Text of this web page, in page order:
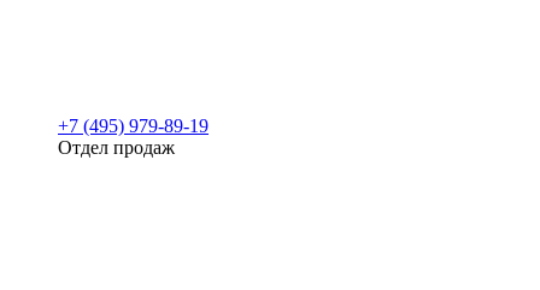
+7 (495) 979-89-19
Отдел продаж